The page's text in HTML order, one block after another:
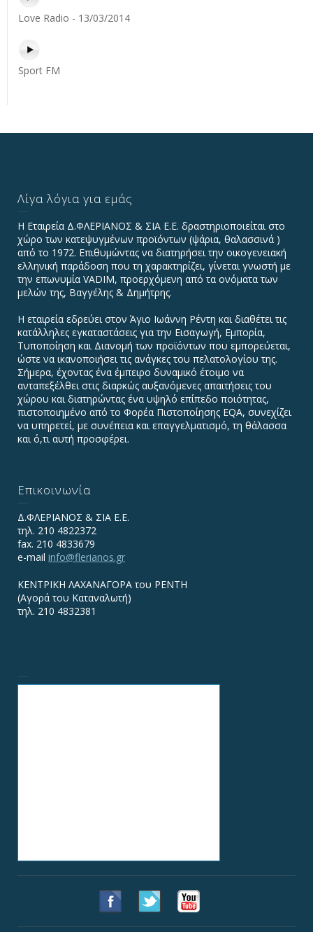
Love Radio - 13/03/2014
Sport FM
Λίγα λόγια για εμάς
Η Εταιρεία Δ.ΦΛΕΡΙΑΝΟΣ & ΣΙΑ Ε.Ε. δραστηριοποιείται στο
χώρο των κατεψυγμένων προϊόντων (ψάρια, θαλασσινά )
από το 1972. Επιθυμώντας να διατηρήσει την οικογενειακή
ελληνική παράδοση που τη χαρακτηρίζει, γίνεται γνωστή με
την επωνυμία VADIΜ, προερχόμενη από τα ονόματα των
μελών της, Βαγγέλης & Δημήτρης.
Η εταιρεία εδρεύει στον Άγιο Ιωάννη Ρέντη και διαθέτει τις
κατάλληλες εγκαταστάσεις για την Εισαγωγή, Εμπορία,
Τυποποίηση και Διανομή των προϊόντων που εμπορεύεται,
ώστε να ικανοποιήσει τις ανάγκες του πελατολογίου της.
Σήμερα, έχοντας ένα έμπειρο δυναμικό έτοιμο να
ανταπεξέλθει στις διαρκώς αυξανόμενες απαιτήσεις του
χώρου και διατηρώντας ένα υψηλό επίπεδο ποιότητας,
πιστοποιημένο από το Φορέα Πιστοποίησης EQA, συνεχίζει
να υπηρετεί, με συνέπεια και επαγγελματισμό, τη θάλασσα
και ό,τι αυτή προσφέρει.
Επικοινωνία
Δ.ΦΛΕΡΙΑΝΟΣ & ΣΙΑ Ε.Ε.
τηλ. 210 4822372
fax. 210 4833679
e-mail info@flerianos.gr
ΚΕΝΤΡΙΚΗ ΛΑΧΑΝΑΓΟΡΑ του ΡΕΝΤΗ
(Αγορά του Καταναλωτή)
τηλ. 210 4832381